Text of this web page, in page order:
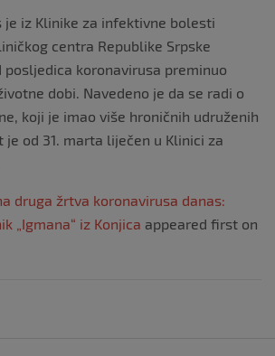
je iz Klinike za infektivne bolesti
centra Republike Srpske
posljedica koronavirusa preminuo
dobi. Navedeno je da se radi o
koji je imao više hroničnih udruženih
je od 31. marta liječen u Klinici za
druga žrtva koronavirusa danas:
„Igmana“ iz Konjica appeared first on